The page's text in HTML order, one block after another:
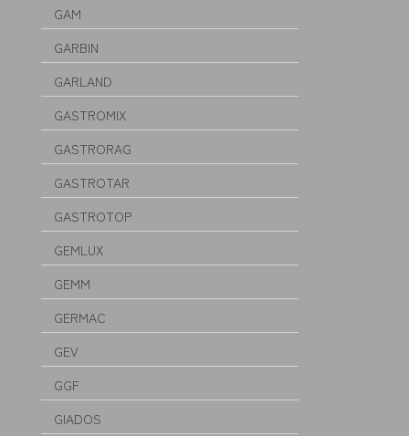
GAM
GARBIN
GARLAND
GASTROMIX
GASTRORAG
GASTROTAR
GASTROTOP
GEMLUX
GEMM
GERMAC
GEV
GGF
GIADOS